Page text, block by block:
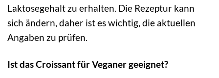
Laktosegehalt zu erhalten. Die Rezeptur kann
sich ändern, daher ist es wichtig, die aktuellen
Angaben zu prüfen.
Ist das Croissant für Veganer geeignet?